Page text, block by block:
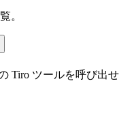
。
Tiro ツールを呼び出せ